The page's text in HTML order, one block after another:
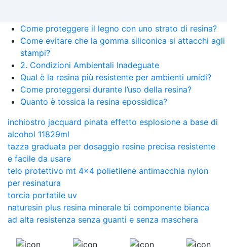
Come proteggere il legno con uno strato di resina?
Come evitare che la gomma siliconica si attacchi agli
stampi?
2. Condizioni Ambientali Inadeguate
Qual è la resina più resistente per ambienti umidi?
Come proteggersi durante l’uso della resina?
Quanto è tossica la resina epossidica?
inchiostro jacquard pinata effetto esplosione a base di
alcohol 11829ml
tazza graduata per dosaggio resine precisa resistente
e facile da usare
telo protettivo mt 4x4 polietilene antimacchia nylon
per resinatura
torcia portatile uv
naturesin plus resina minerale bi componente bianca
ad alta resistenza senza guanti e senza maschera